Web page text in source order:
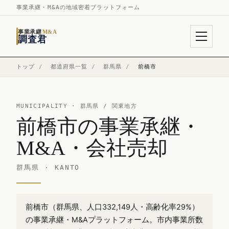
事業承継・M&Aの地域密着プラットフォーム
事業承継M&A
調査君
トップ / 都道府県一覧 / 群馬県 / 前橋市
MUNICIPALITY · 群馬県 / 関東地方
前橋市の事業承継・
M&A・会社売却
群馬県 · KANTO
前橋市（群馬県、人口332,149人・高齢化率29%）
の事業承継・M&Aプラットフォーム。市内事業所数